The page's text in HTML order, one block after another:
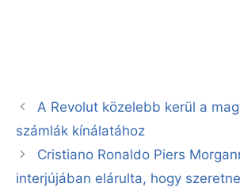
A Revolut közelebb kerül a
számlák kínálatához
Cristiano Ronaldo Piers
interjújában elárulta, hogy